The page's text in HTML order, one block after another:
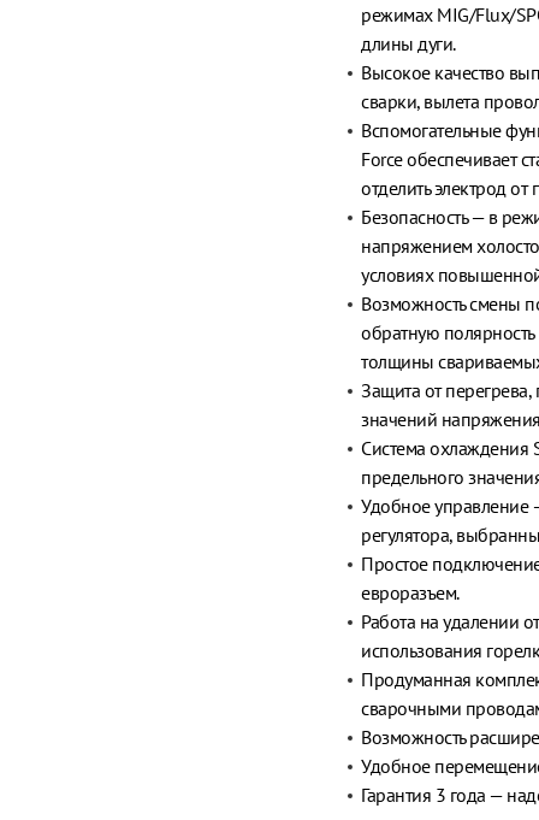
режимах MIG/Flux/
длины дуги.
Высокое качество
сварки, вылета
Вспомогательные
Force обеспечивает
отделить электрод
Безопасность — в
напряжением
условиях
Возможность смены
обратную
толщины
Защита от
значений
Система охлаждения
предельного
Удобное управление
регулятора,
Простое
евроразъем.
Работа на удалении
использования
Продуманная
сварочными
Возможность
Удобное
Гарантия 3 года —